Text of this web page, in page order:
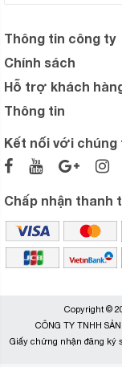
Thông tin công ty
Chính sách
Hỗ trợ khách
Thông tin
Kết nối với chúng
Chấp nhận thanh
Copyright ©
CÔNG TY TNHH
Giấy chứng nhận đăng ký